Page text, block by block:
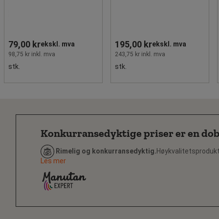
79,00 krekskl. mva
98,75 kr inkl. mva
stk.
195,00 krekskl. mva
243,75 kr inkl. mva
stk.
Konkurransedyktige priser er en
Rimelig og konkurransedyktig.
Les mer